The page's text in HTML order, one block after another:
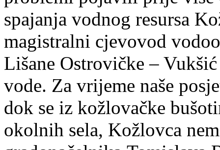
spajanja vodnog resursa
magistralni cjevovod
Lišane Ostrovičke –
vode. Za vrijeme naše
dok se iz kožlovačke
okolnih sela, Kožlovca